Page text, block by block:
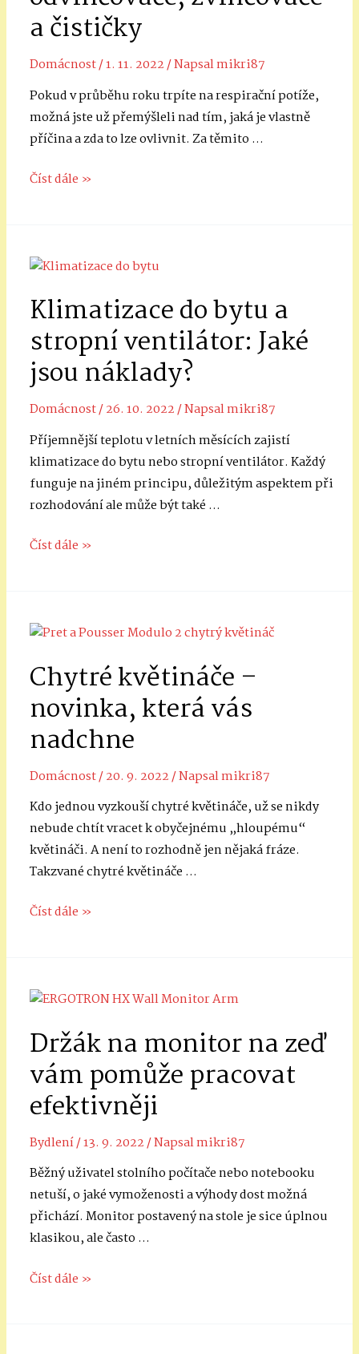
a čističky
Domácnost/1. 11. 2022/ Napsalmikri87
Pokud v průběhu roku trpíte na respirační potíže,
možná jste už přemýšleli nad tím, jaká je vlastně
příčina a zda to lze ovlivnit. Za těmito …
Lepší
problémů?
jsou
odvlhčovače,
zvlhčovače
a
Číst dále »
Klimatizace do bytu a
stropní ventilátor: Jaké
jsou náklady?
Domácnost/26. 10. 2022/ Napsalmikri87
Příjemnější teplotu v letních měsících zajistí
klimatizace do bytu nebo stropní ventilátor. Každý
funguje na jiném principu, důležitým aspektem při
rozhodování ale může být také …
Klimatizace
stropní
Jaké
náklady?
Číst dále »
Chytré květináče –
novinka, která vás
nadchne
Domácnost/20. 9. 2022/ Napsalmikri87
Kdo jednou vyzkouší chytré květináče, už se nikdy
nebude chtít vracet k obyčejnému „hloupému“
květináči. A není to rozhodně jen nějaká fráze.
Takzvané chytré květináče …
Chytré
která
nadchne
Číst dále »
Držák na monitor na zeď
vám pomůže pracovat
efektivněji
Bydlení/13. 9. 2022/ Napsalmikri87
Běžný uživatel stolního počítače nebo notebooku
netuší, o jaké vymoženosti a výhody dost možná
přichází. Monitor postavený na stole je sice úplnou
klasikou, ale často …
Držák
Číst dále »